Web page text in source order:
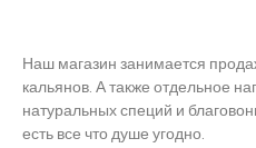
Наш магазин занимается
кальянов. А также отдельное
натуральных специй и
есть все что душе угодно.